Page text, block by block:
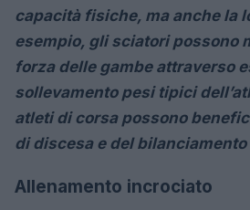
capacità fisiche, ma anche la
esempio, gli sciatori possono
forza delle gambe attraverso
sollevamento pesi tipici
atleti di corsa possono
di discesa e del
Allenamento incrociato